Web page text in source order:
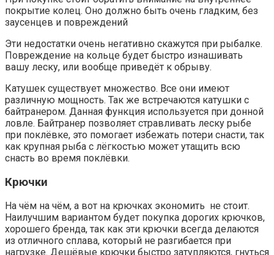
покрытие колец. Оно должно быть очень гладким, без
заусенцев и повреждений
Эти недостатки очень негативно скажутся при рыбалке.
Повреждение на кольце будет быстро изнашивать
вашу леску, или вообще приведёт к обрыву.
Катушек существует множество. Все они имеют
различную мощность. Так же встречаются катушки с
байтранером. Данная функция используется при донной
ловле. Байтранер позволяет стравливать леску рыбе
при поклёвке, это помогает избежать потери снасти, так
как крупная рыба с лёгкостью может утащить всю
снасть во время поклёвки.
Крючки
На чём на чём, а вот на крючках экономить не стоит.
Наилучшим вариантом будет покупка дорогих крючков,
хорошего бренда, так как эти крючки всегда делаются
из отличного сплава, который не разгибается при
нагрузке. Дешёвые крючки быстро затупляются, гнуться